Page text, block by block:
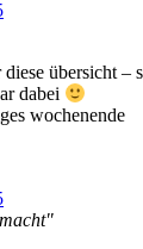
übersicht –
dabei
wochenende